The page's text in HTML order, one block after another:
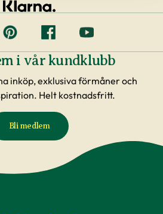
i vår kundklubb
inköp, exklusiva förmåner och
Helt kostnadsfritt.
Bli medlem